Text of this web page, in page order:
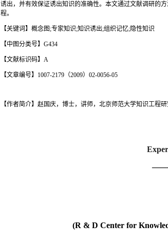
诱出，并有效保证诱出知识的准确性。本文通过文献调研的
程。
【关键词】 概念图 ;专家知识;知识诱出;组织记忆;隐性知识
【中图分类号】 G434
【文献标识码】 A
【文章编号】 1007-2179（2009） 02-0056-05
【作者简介】 赵国庆，博士，讲师，北京师范大学知识工程
——
(R & D Center for